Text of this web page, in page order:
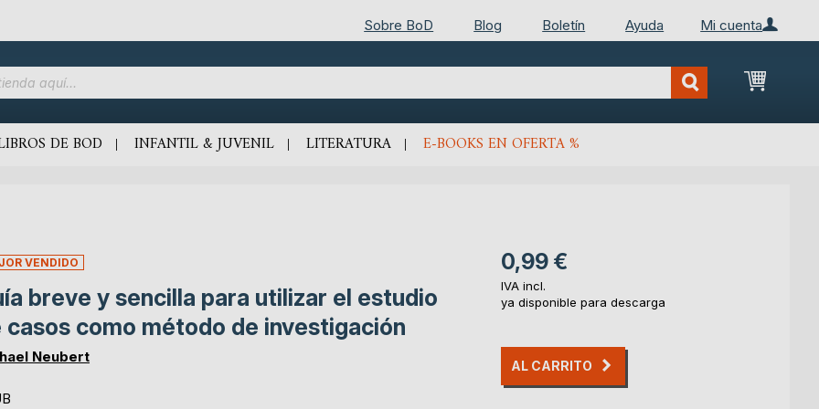
Mi cuenta
Sobre BoD Blog Boletín Ayuda
Mi
DE BOD INFANTIL & JUVENIL LITERATURA E-BOOKS EN OFERTA %
VENDIDO
breve y sencilla para utilizar el estudio
casos como método de investigación
Neubert
0,99 €
IVA incl.
ya disponible para descarga
AL CARRITO